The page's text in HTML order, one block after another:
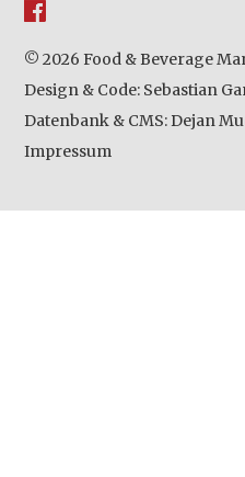
© 2026 Food & Beverage
Design & Code: Sebastian
Datenbank & CMS:Dejan
Impressum